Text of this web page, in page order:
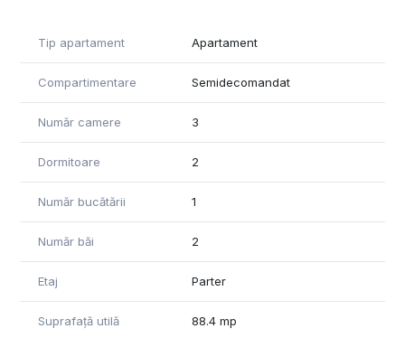
O proprietate deosebita care prin reamenajare poate deveni
un camin cochet, cu multa lumina naturala pe una dintre cele
mai frumoase strazi ale cartierului Primaverii.
Tip apartament Apartament
Compartimentare Semidecomandat
Număr camere 3
Dormitoare 2
Număr bucătării 1
Număr băi 2
Etaj Parter
Suprafață utilă 88.4 mp